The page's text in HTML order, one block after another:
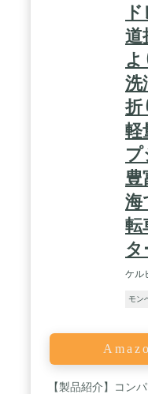
テイメント、SNS
入りのコンテンツ
Gaming (ベータ版)
(レゴ)、Neko
Amigo (サンバDE
ンクリード) など
す。 / 最大使用可
ーセーバーモード
延ばすことができ
で、ヘッドセット
ッテリー駆動時間
バッテリー使用年
環境など、さまざ
お気に入りのゲー
レイしましょう。
ムになった新デザ
ト感を見つけられ
ツールを搭載。家
10歳以上-をご覧く
道
洗
折
軽
豊
海
転
タ
ケル
モン
【製品紹介】コン